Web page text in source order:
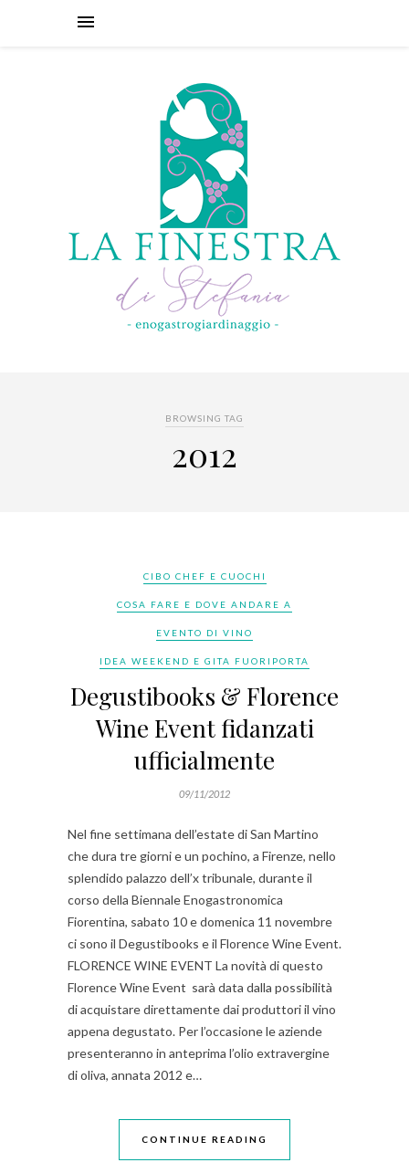
BROWSING TAG
2012
CIBO CHEF E CUOCHI
COSA FARE E DOVE ANDARE A
EVENTO DI VINO
IDEA WEEKEND E GITA FUORIPORTA
Degustibooks & Florence
Wine Event fidanzati
ufficialmente
09/11/2012
Nel fine settimana dell’estate di San Martino
che dura tre giorni e un pochino, a Firenze, nello
splendido palazzo dell’x tribunale, durante il
corso della Biennale Enogastronomica
Fiorentina, sabato 10 e domenica 11 novembre
ci sono il Degustibooks e il Florence Wine Event.
FLORENCE WINE EVENT La novità di questo
Florence Wine Event sarà data dalla possibilità
di acquistare direttamente dai produttori il vino
appena degustato. Per l’occasione le aziende
presenteranno in anteprima l’olio extravergine
di oliva, annata 2012 e…
CONTINUE READING